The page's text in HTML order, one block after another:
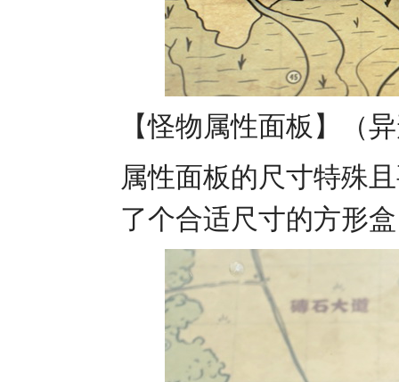
【怪物属性面板】（
属性面板的尺寸特殊
了个合适尺寸的方形